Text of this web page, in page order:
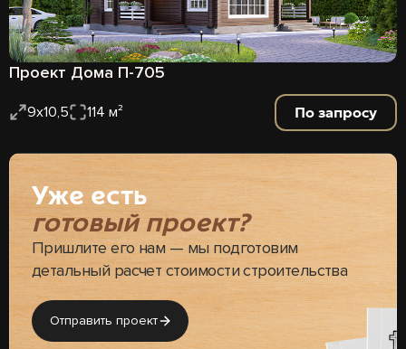
Проект Дома П-705
9х10,5 114 м² По запросу
Уже есть
готовый проект?
Пришлите его нам — мы подготовим
детальный расчет стоимости строительства
Отправить проект